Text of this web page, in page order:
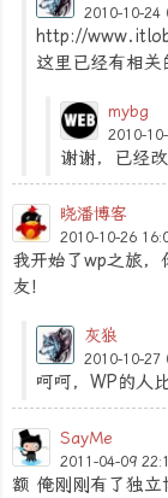
2010-10-24
http://
这里已经有相关
mybg
2010-
谢谢，已经
晓潘博客
2010-10-26
我开始了wp之旅
友！
灰狼
2010-10-27
呵呵，WP的人
SayMe
2011-04-09
额 俺刚刚有了独